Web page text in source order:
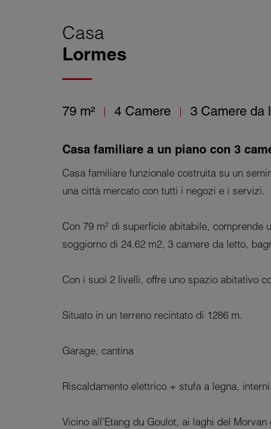
Casa
Lormes
79 m² 4 Camere 3 Camere da
Casa familiare a un piano con 3
Casa familiare funzionale costruita su un
una città mercato con tutti i negozi e i servizi.
Con 79 m² di superficie abitabile, comprende
soggiorno di 24,62 m2, 3 camere da letto,
Con i suoi 2 livelli, offre uno spazio abitativo
Situato in un terreno recintato di 1286 m.
Garage, cantina
Riscaldamento elettrico + stufa a legna,
Vicino all'Etang du Goulot, ai laghi del